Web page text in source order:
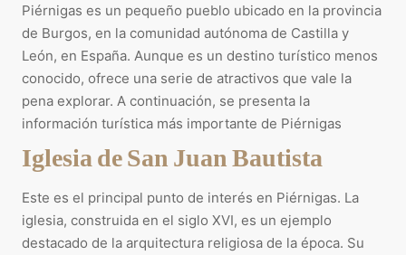
Piérnigas es un pequeño pueblo ubicado en la provincia
de Burgos, en la comunidad autónoma de Castilla y
León, en España. Aunque es un destino turístico menos
conocido, ofrece una serie de atractivos que vale la
pena explorar. A continuación, se presenta la
información turística más importante de Piérnigas
Iglesia de San Juan Bautista
Este es el principal punto de interés en Piérnigas. La
iglesia, construida en el siglo XVI, es un ejemplo
destacado de la arquitectura religiosa de la época. Su